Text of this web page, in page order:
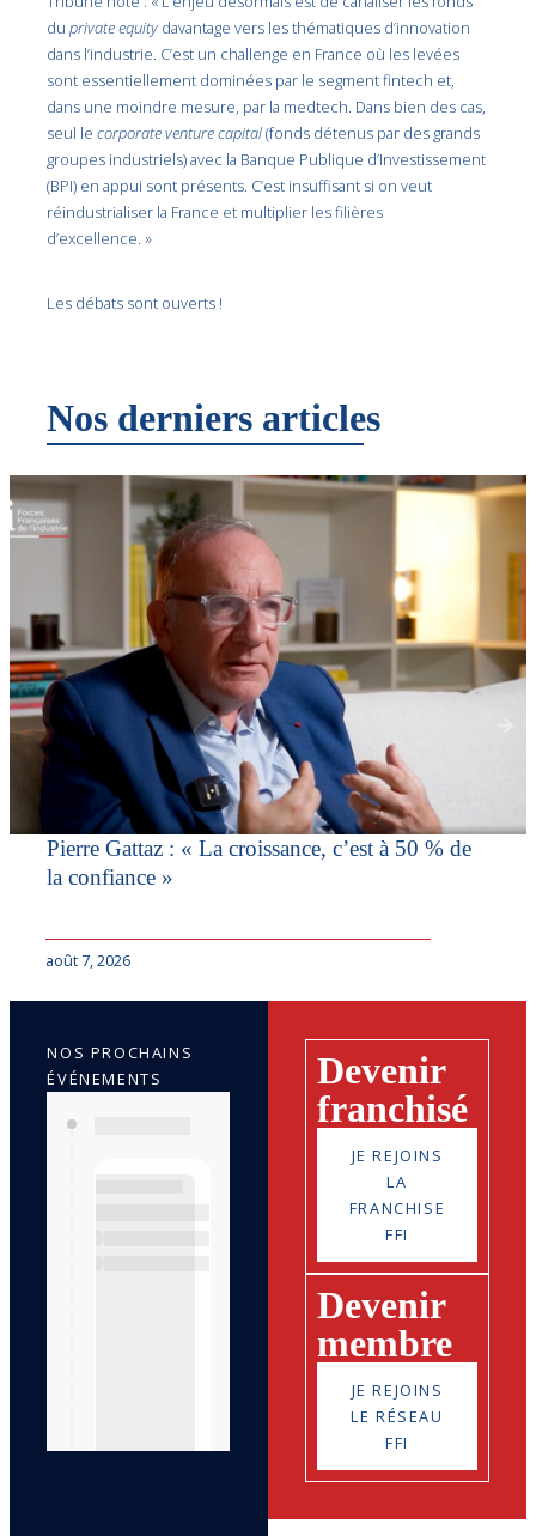
duprivate equity davantage vers les thématiques d’innovation
dans l’industrie. C’est un challenge en France où les levées
sont essentiellement dominées par le segment fintech et,
dans une moindre mesure, par la medtech. Dans bien des cas,
seul lecorporate venture capital(fonds détenus par des grands
groupes industriels) avec la Banque Publique d’Investissement
(BPI) en appui sont présents. C’est insuffisant si on veut
réindustrialiser la France et multiplier les filières
d’excellence. »
Les débats sont ouverts !
Nos derniers articles
Pierre Gattaz : « La croissance, c’est à 50 % de
la confiance »
août 7, 2026
Devenir
franchisé
JE REJOINS
LA
FRANCHISE
FFI
Devenir
membre
JE REJOINS
LE RÉSEAU
FFI
NOS PROCHAINS
ÉVÉNEMENTS